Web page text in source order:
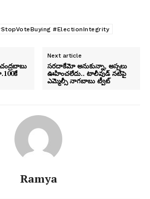
#ElectionIntegrity
Next article
సరదాకేమో అనుకున్నా, అస్సలు
ఊహించలేదు.. టాలీవుడ్ నటిపై
ఎమ్మెల్సీ నాగబాబు ట్వీట్
Ramya